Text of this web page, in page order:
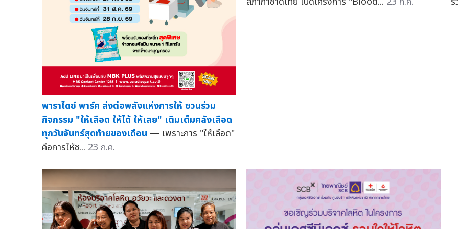
พาราไดซ์ พาร์ค ส่งต่อพลังแห่งการให้ ชวนร่วม
กิจกรรม "ให้เลือด ให้ได้ ให้เลย" เติมเต็มคลังเลือด
ทุกวันจันทร์สุดท้ายของเดือน — เพราะการ "ให้เลือด"
คือการให้ช... 23 ก.ค.